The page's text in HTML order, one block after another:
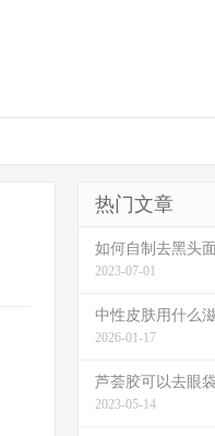
热门文章
如何自制去黑头
2023-07-01
中性皮肤用什么
2026-01-17
芦荟胶可以去眼
2023-05-14